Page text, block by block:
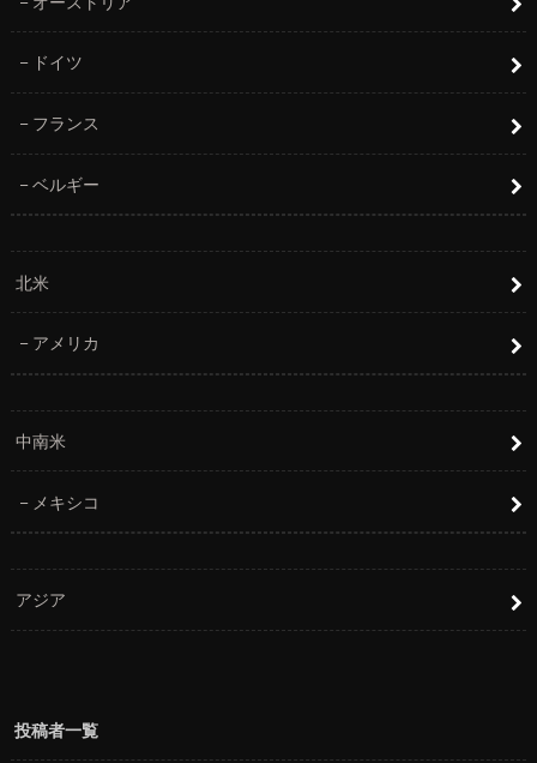
ドイツ
フランス
ベルギー
北米
アメリカ
中南米
メキシコ
アジア
投稿者一覧